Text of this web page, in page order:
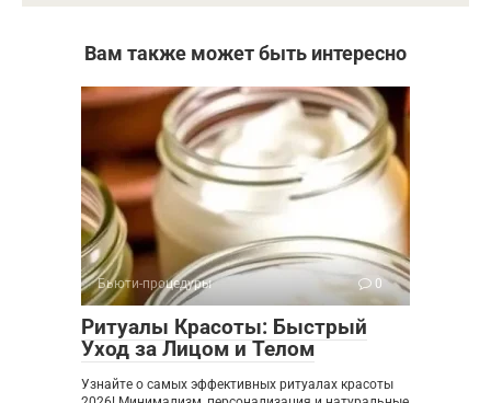
Вам также может быть интересно
Бьюти-процедуры 0
Ритуалы Красоты: Быстрый
Уход за Лицом и Телом
Узнайте о самых эффективных ритуалах красоты